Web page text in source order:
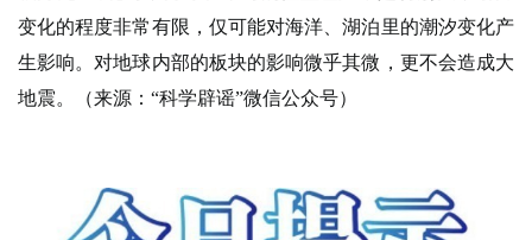
变化的程度非常有限，仅可能对海洋、湖泊里的潮汐变化产
生影响。对地球内部的板块的影响微乎其微，更不会造成大
地震。（来源：“科学辟谣”微信公众号）